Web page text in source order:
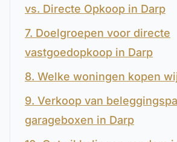
vs. Directe Opkoop in Darp
7. Doelgroepen voor directe
vastgoedopkoop in Darp
8. Welke woningen kopen
9. Verkoop van
garageboxen in Darp